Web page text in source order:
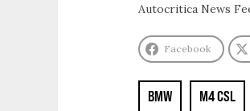
Autocritica News
Facebook
BMW M4 CSL